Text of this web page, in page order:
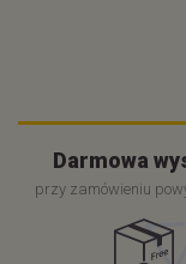
Darmowa
przy zamówieniu